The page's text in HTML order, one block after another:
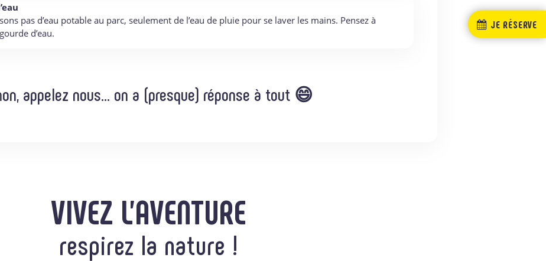
pas d’eau potable au parc, seulement de l’eau de pluie pour se laver les mains. Pensez à
d’eau.
appelez nous… on a (presque) réponse à tout 😄
VIVEZ L'AVENTURE
respirez la nature !
JE RÉSERVE